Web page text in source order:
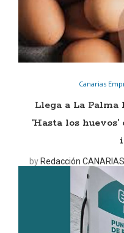
Canarias
Llega a La
‘Hasta los
by Redacción